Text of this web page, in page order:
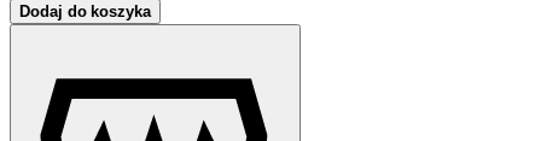
Dodaj do koszyka